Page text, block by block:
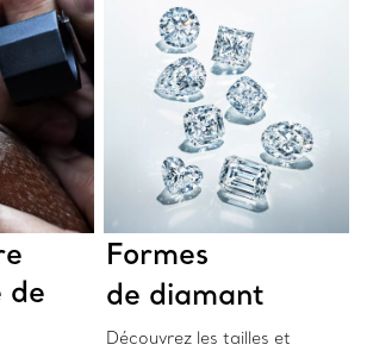
de
Formes
de diamant
Découvrez les tailles et